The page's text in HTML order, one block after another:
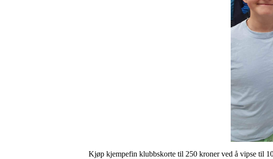
Kjøp kjempefin klubbskorte til 250 kroner ved å vipse til